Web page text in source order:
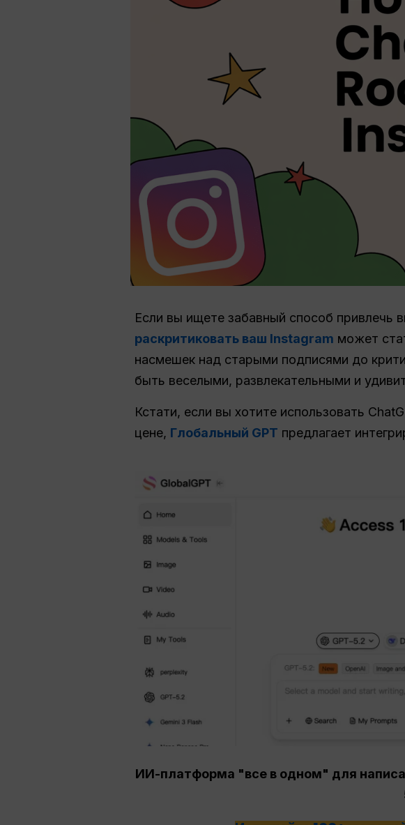
Если вы ищете забавный способ привлечь
раскритиковать ваш Instagram может
насмешек над старыми подписями до
быть веселыми, развлекательными и
Кстати, если вы хотите использовать
цене, Глобальный GPT предлагает
ИИ-платформа "все в одном" для